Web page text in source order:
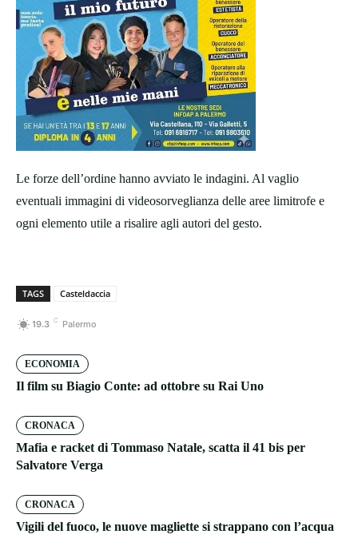
Le forze dell’ordine hanno avviato le indagini. Al vaglio
eventuali immagini di videosorveglianza delle aree limitrofe e
ogni elemento utile a risalire agli autori del gesto.
TAGS Casteldaccia
19.3 C Palermo
ECONOMIA
Il film su Biagio Conte: ad ottobre su Rai Uno
CRONACA
Mafia e racket di Tommaso Natale, scatta il 41 bis per
Salvatore Verga
CRONACA
Vigili del fuoco, le nuove magliette si strappano con l’acqua